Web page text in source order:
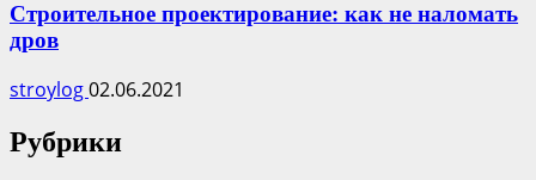
Строительное проектирование: как не наломать
дров
stroylog02.06.2021
Рубрики